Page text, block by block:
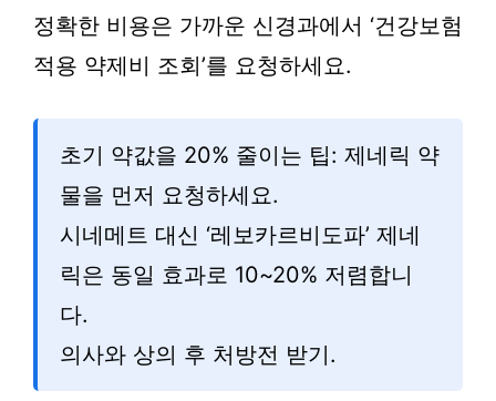
정확한 비용은 가까운 신경과에서 ‘건강보험
적용 약제비 조회’를 요청하세요.
초기 약값을 20% 줄이는 팁: 제네릭 약
물을 먼저 요청하세요.
시네메트 대신 ‘레보카르비도파’ 제네
릭은 동일 효과로 10~20% 저렴합니
다.
의사와 상의 후 처방전 받기.